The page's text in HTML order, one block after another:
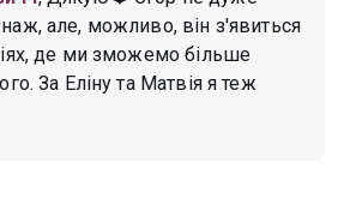
але, можливо, він з'явиться
де ми зможемо більше
За Еліну та Матвія я теж